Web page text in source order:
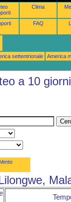
Clima
FAQ
settentrionale America
a 10 giorni
Vento